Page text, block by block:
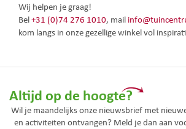
Wij helpen je graag!
Bel+31 (0)74 276 1010, mail
kom langs in onze gezellige winkel vol
Altijd op de hoogte?
Wil je maandelijks onze nieuwsbrief met
en activiteiten ontvangen? Meld je dan aan